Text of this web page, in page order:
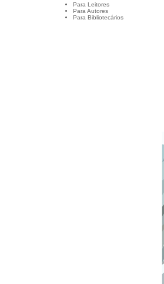
Para Leitores
Para Autores
Para Bibliotecários